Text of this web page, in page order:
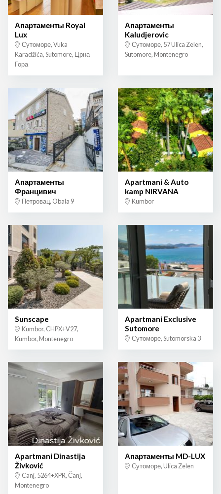
Апартаменты Royal
Lux
Сутоморе, Vuka
Karadžića, Sutomore, Црна
Гора
Апартаменты
Kaludjerovic
Сутоморе, 57 Ulica Zelen,
Sutomore, Montenegro
Апартаменты
Францивич
Петровац, Obala 9
Apartmani & Auto
kamp NIRVANA
Kumbor
Sunscape
Kumbor, CHPX+V27,
Kumbor, Montenegro
Apartmani Exclusive
Sutomore
Сутоморе, Sutomorska 3
Apartmani Dinastija
Živković
Canj, 5264+XPR, Čanj,
Montenegro
Апартаменты MD-LUX
Сутоморе, Ulica Zelen